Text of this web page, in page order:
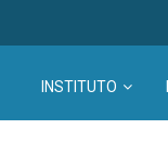
INSTITUTO